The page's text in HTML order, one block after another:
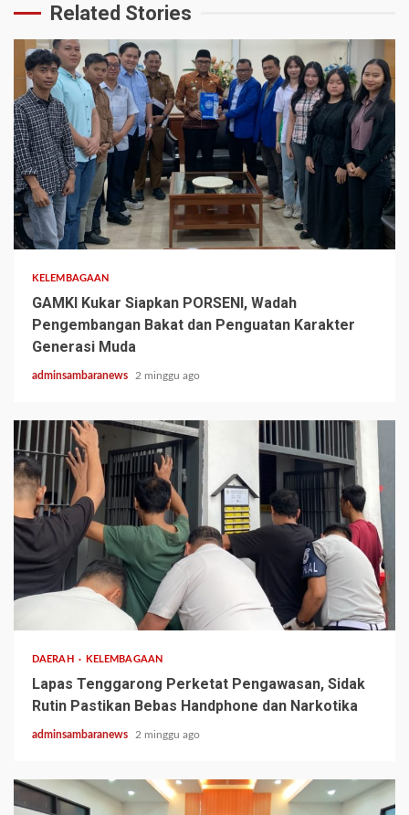
Related Stories
2 min read
KELEMBAGAAN
GAMKI Kukar Siapkan PORSENI, Wadah
Pengembangan Bakat dan Penguatan Karakter
Generasi Muda
adminsambaranews 2 minggu ago
DAERAH KELEMBAGAAN
Lapas Tenggarong Perketat Pengawasan, Sidak
Rutin Pastikan Bebas Handphone dan Narkotika
adminsambaranews 2 minggu ago